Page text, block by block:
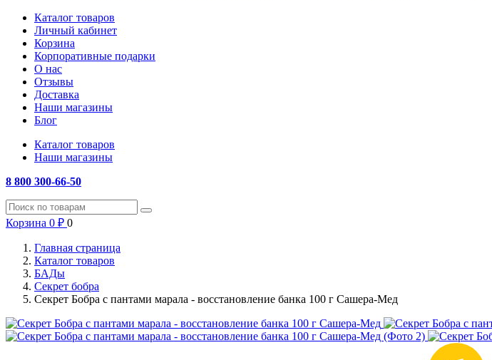
Каталог товаров
Личный кабинет
Корзина
Корпоративные подарки
О нас
Отзывы
Доставка
Наши магазины
Блог
Каталог товаров
Наши магазины
8 800 300-66-50
Корзина 0 ₽ 0
Главная страница
Каталог товаров
БАДы
Секрет бобра
Секрет Бобра с пантами марала - восстановление банка 100 г Сашера-Мед